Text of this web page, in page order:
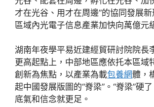
才在光谷、用才在周邊”的協同發展
區域內光電子信息產業加快向萬億元
湖南年夜學平易近建經貿研討院院長
更高起點上，中部地區應依托本區域
創新為焦點，以產業為載包養網體，
起中國發展版圖的“脊梁”。“脊梁”硬
底氣和信念就更足。